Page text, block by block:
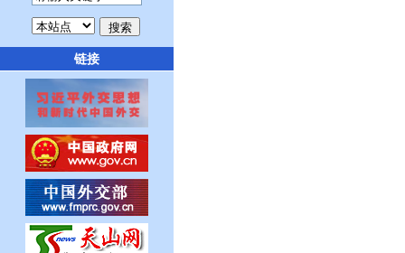
链接